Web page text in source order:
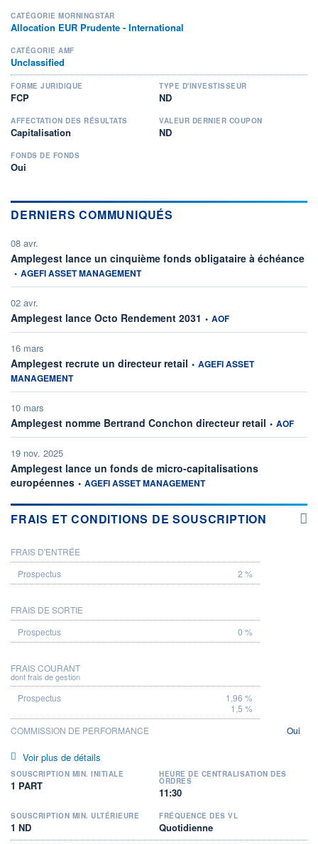
CATÉGORIE MORNINGSTAR
Allocation EUR Prudente - International
CATÉGORIE AMF
Unclassified
FORME JURIDIQUE
FCP
TYPE D'INVESTISSEUR
ND
AFFECTATION DES RÉSULTATS
Capitalisation
VALEUR DERNIER COUPON
ND
FONDS DE FONDS
Oui
DERNIERS COMMUNIQUÉS
08 avr.
Amplegest lance un cinquième fonds obligataire à échéance
• AGEFI ASSET MANAGEMENT
02 avr.
Amplegest lance Octo Rendement 2031 information fournie par
• AOF
16 mars
Amplegest recrute un directeur retail information fournie par
• AGEFI ASSET
MANAGEMENT
10 mars
Amplegest nomme Bertrand Conchon directeur retail information
• AOF
19 nov. 2025
Amplegest lance un fonds de micro-capitalisations
européennes information fournie par
• AGEFI ASSET MANAGEMENT
FRAIS ET CONDITIONS DE SOUSCRIPTION
PROSPECTUS
FRAIS D'ENTRÉE
2 %
FRAIS DE SORTIE
0 %
FRAIS COURANT
dont frais de gestion
1,96 %
1,5 %
COMMISSION DE PERFORMANCE
Oui
Voir plus de détails
SOUSCRIPTION MIN. INITIALE
1 PART
HEURE DE CENTRALISATION DES
ORDRES
11:30
SOUSCRIPTION MIN. ULTÉRIEURE
1 ND
FRÉQUENCE DES VL
Quotidienne